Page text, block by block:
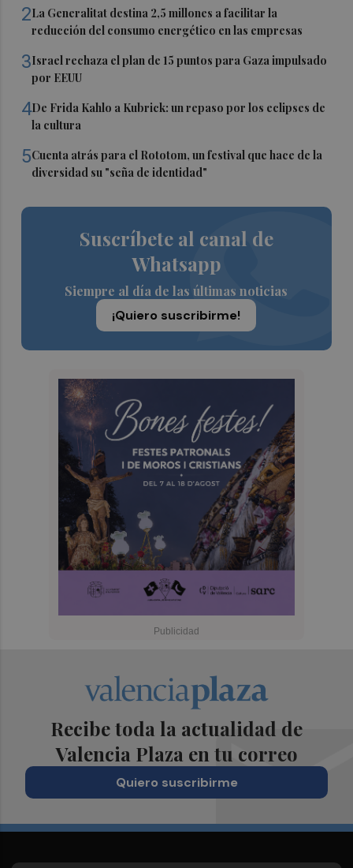
2La Generalitat destina 2,5 millones a facilitar la
reducción del consumo energético en las empresas
3Israel rechaza el plan de 15 puntos para Gaza impulsado
por EEUU
4De Frida Kahlo a Kubrick: un repaso por los eclipses de
la cultura
5Cuenta atrás para el Rototom, un festival que hace de la
diversidad su "seña de identidad"
Suscríbete al canal de
Whatsapp
Siempre al día de las últimas noticias
¡Quiero suscribirme!
Recibe toda la actualidad de
Valencia Plaza en tu correo
Quiero suscribirme